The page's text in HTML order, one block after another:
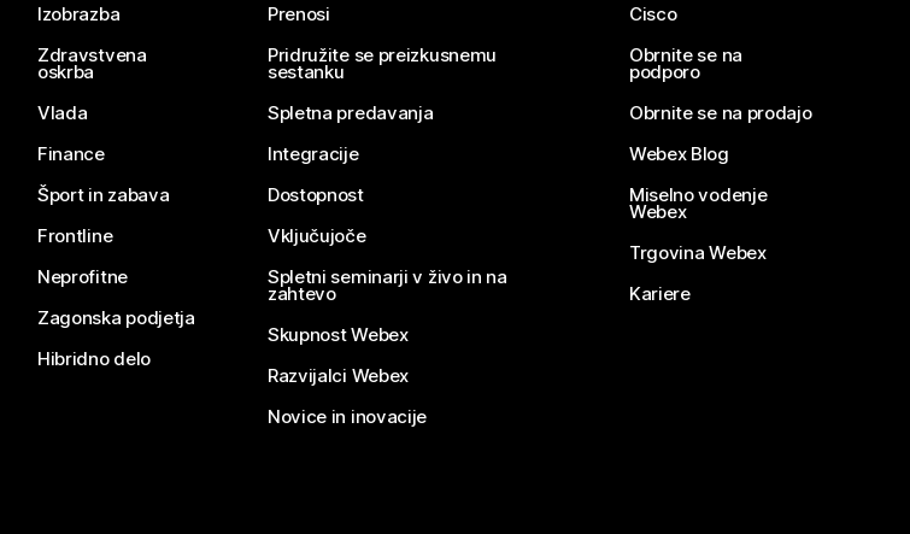
Izobrazba
Zdravstvena
oskrba
Vlada
Finance
Šport in zabava
Frontline
Neprofitne
Zagonska podjetja
Hibridno delo
Prenosi
Pridružite se preizkusnemu
sestanku
Spletna predavanja
Integracije
Dostopnost
Vključujoče
Spletni seminarji v živo in na
zahtevo
Skupnost Webex
Razvijalci Webex
Novice in inovacije
Cisco
Obrnite se na
podporo
Obrnite se na prodajo
Webex Blog
Miselno vodenje
Webex
Trgovina Webex
Kariere